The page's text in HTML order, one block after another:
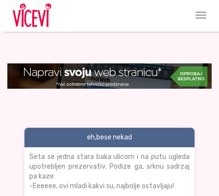
eh,bese nekad
Seta se jedna stara baka ulicom i na putu ugleda
upotrebljen prezervativ. Podize ga, srknu sadrzaj
pa kaze:
-Eeeeee, ovi mladi kakvi su, najbolje ostavljaju!